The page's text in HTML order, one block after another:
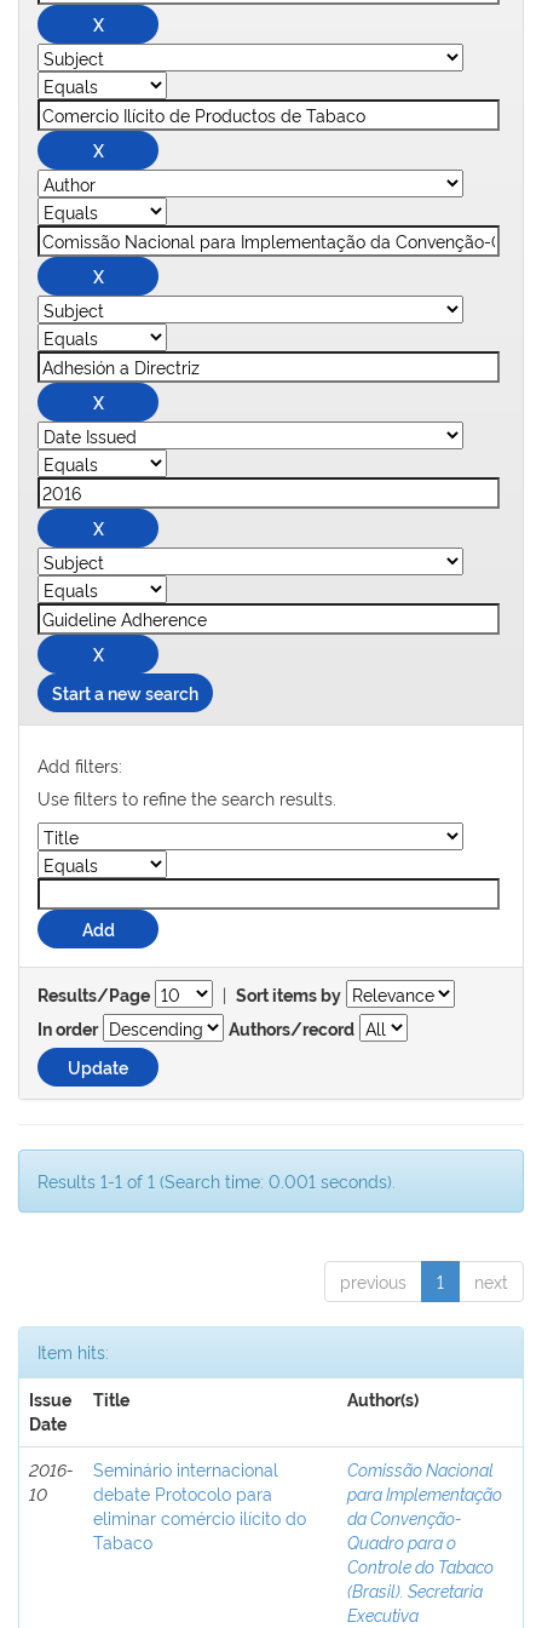
Start a new search
Add filters:
Use filters to refine the search results.
Results/Page | Sort items by
In order
Authors/record
Results 1-1 of 1 (Search time: 0.001 seconds).
previous 1 next
Item hits:
Issue
Date
Title Author(s)
2016-
10
Seminário internacional
debate Protocolo para
eliminar comércio ilícito do
Tabaco
Comissão Nacional
para Implementação
da Convenção-
Quadro para o
Controle do Tabaco
(Brasil). Secretaria
Executiva